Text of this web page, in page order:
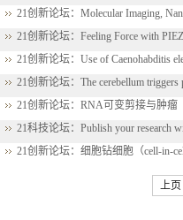
21创新论坛：Molecular Imaging,
21创新论坛：Feeling Force with
21创新论坛：Use of Caenohabditis
21创新论坛：The cerebellum triggers
21创新论坛：RNA可变剪接与肿瘤
21科技论坛：Publish your research
21创新论坛：细胞钻细胞（cell-
上页